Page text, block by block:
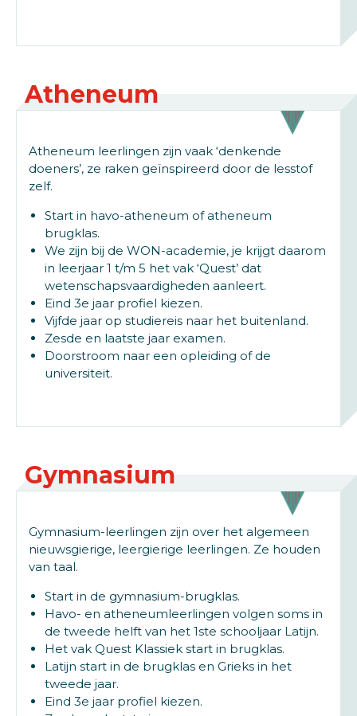
Atheneum
Atheneum leerlingen zijn vaak ‘denkende
doeners’, ze raken geïnspireerd door de lesstof
zelf.
Start in havo-atheneum of atheneum
brugklas.
We zijn bij de WON-academie, je krijgt daarom
in leerjaar 1 t/m 5 het vak ‘Quest’ dat
wetenschapsvaardigheden aanleert.
Eind 3e jaar profiel kiezen.
Vijfde jaar op studiereis naar het buitenland.
Zesde en laatste jaar examen.
Doorstroom naar een opleiding of de
universiteit.
Gymnasium
Gymnasium-leerlingen zijn over het algemeen
nieuwsgierige, leergierige leerlingen. Ze houden
van taal.
Start in de gymnasium-brugklas.
Havo- en atheneumleerlingen volgen soms in
de tweede helft van het 1ste schooljaar Latijn.
Het vak Quest Klassiek start in brugklas.
Latijn start in de brugklas en Grieks in het
tweede jaar.
Eind 3e jaar profiel kiezen.